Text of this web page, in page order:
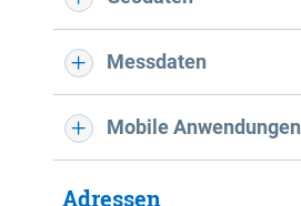
Messdaten
Mobile Anwendungen
Adressen